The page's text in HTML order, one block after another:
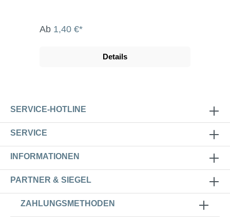
Ab 1,40 €*
Details
SERVICE-HOTLINE
SERVICE
INFORMATIONEN
PARTNER & SIEGEL
ZAHLUNGSMETHODEN